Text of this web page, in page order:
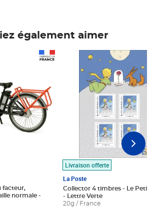
également aimer
facteur,
Livraison offerte
La Poste
Collector 4 timbres - Le Petit
- Lettre Verte
20g / France
Prix 7,50€